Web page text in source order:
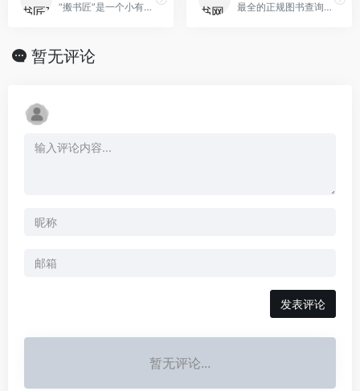
“搬书匠”是一个小有名气的搬运工神站，站内的资源主要源于站长收集分享而来的各种“编程语言”、“软件开发”等书籍，可以说站长是一名优秀的大自然的搬运工。 最全的正规图书查询、电子书搜索下载平台！
暂无评论
发表评论
暂无评论...